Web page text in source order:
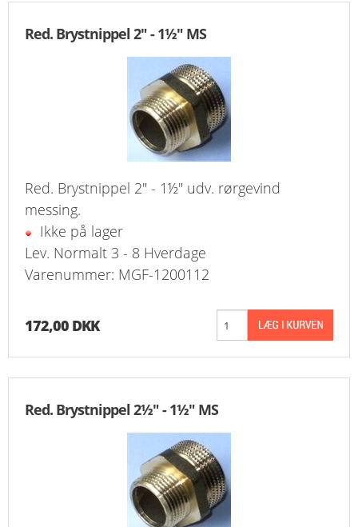
Red. Brystnippel 2" - 1½" MS
Red. Brystnippel 2" - 1½" udv. rørgevind
messing.
Ikke på lager
Lev. Normalt 3 - 8 Hverdage
Varenummer: MGF-1200112
172,00 DKK
Red. Brystnippel 2½" - 1½" MS